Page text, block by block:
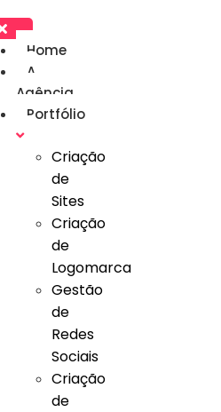
Home
A
Agência
Portfólio
Criação
de
Sites
Criação
de
Logomarca
Gestão
de
Redes
Sociais
Criação
de